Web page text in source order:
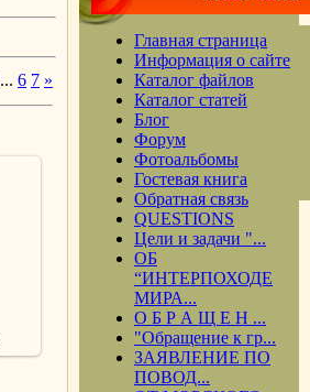
... 6 7 »
Главная страница
Информация о сайте
Каталог файлов
Каталог статей
Блог
Форум
Фотоальбомы
Гостевая книга
Обратная связь
QUESTIONS
Цели и задачи "...
ОБ
“ИНТЕРПОХОДЕ
МИРА...
О Б Р А Щ Е Н ...
"Обращение к гр...
ЗАЯВЛЕНИЕ ПО
ПОВОД...